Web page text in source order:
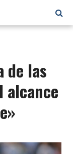
de las
alcance